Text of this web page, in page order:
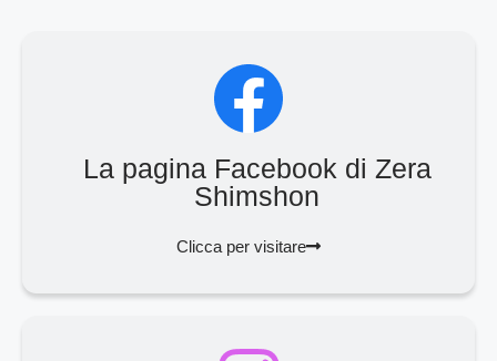
La pagina Facebook di Zera
Shimshon
Clicca per visitare